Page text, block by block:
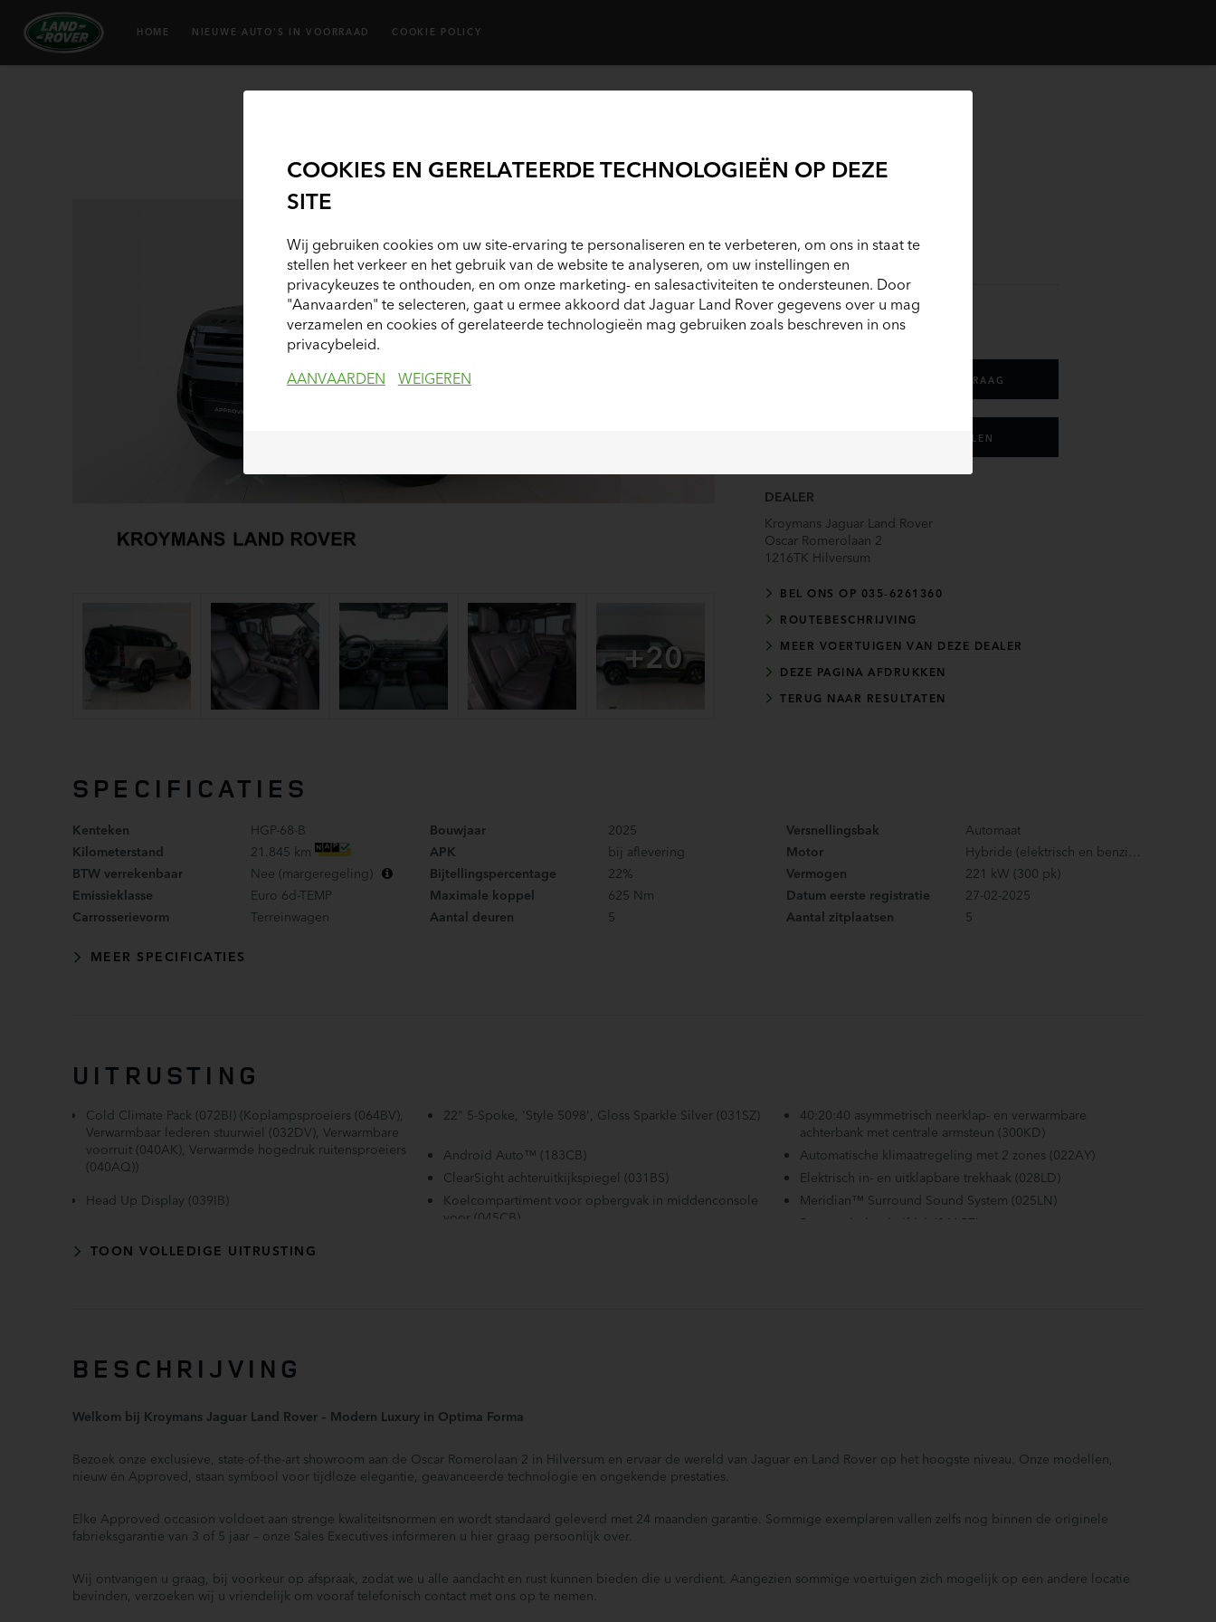
COOKIES EN GERELATEERDE TECHNOLOGIEËN OP DEZE
SITE
Wij gebruiken cookies om uw site-ervaring te personaliseren en te verbeteren, om ons in staat te
stellen het verkeer en het gebruik van de website te analyseren, om uw instellingen en
privacykeuzes te onthouden, en om onze marketing- en salesactiviteiten te ondersteunen. Door
"Aanvaarden" te selecteren, gaat u ermee akkoord dat Jaguar Land Rover gegevens over u mag
verzamelen en cookies of gerelateerde technologieën mag gebruiken zoals beschreven in ons
privacybeleid.
AANVAARDEN
WEIGEREN
HOME NIEUWE AUTO'S IN VOORRAAD COOKIE POLICY
+20
DEFENDER
€ 99.900
CONTACT / STEL EEN VRAAG
HUIDIGE AUTO INRUILEN
DEALER
Kroymans Jaguar Land Rover
Oscar Romerolaan 2
1216TK Hilversum
BEL ONS OP 035-6261360
ROUTEBESCHRIJVING
MEER VOERTUIGEN VAN DEZE DEALER
DEZE PAGINA AFDRUKKEN
TERUG NAAR RESULTATEN
SPECIFICATIES
Kenteken HGP-68-B Bouwjaar 2025 Versnellingsbak
Automaat
Kilometerstand
21.845 km APK bij aflevering Motor
Hybride (elektrisch en benzine)
BTW verrekenbaar
Nee (margeregeling) Bijtellingspercentage 22% Vermogen
221 kW (300 pk)
Emissieklasse
Euro 6d-TEMP Maximale koppel 625 Nm Datum eerste registratie
27-02-2025
Carrosserievorm
Terreinwagen Aantal deuren 5 Aantal zitplaatsen 5
MEER SPECIFICATIES
UITRUSTING
Cold Climate Pack (072BI) (Koplampsproeiers (064BV),
Verwarmbaar lederen stuurwiel (032DV), Verwarmbare
voorruit (040AK), Verwarmde hogedruk ruitensproeiers
(040AQ))
22" 5-Spoke, 'Style 5098', Gloss Sparkle Silver (031SZ)
40:20:40 asymmetrisch neerklap- en verwarmbare
achterbank met centrale armsteun (300KD)
Android Auto™ (183CB)
Automatische klimaatregeling met 2 zones (022AY)
ClearSight achteruitkijkspiegel (031BS)
Elektrisch in- en uitklapbare trekhaak (028LD)
Head Up Display (039IB)
Koelcompartiment voor opbergvak in middenconsole
voor (045CB)
Meridian™ Surround Sound System (025LN)
Panoramisch schuifdak (041CZ)
Pivi Pro Connected incl. navigatie (026LD)
Afdaal assistent
Automatische hoogteregeling van de koplampen (064BR)
Automatische snelheids begrenzing
Boordcomputer
Buitenspiegels in andere kleur
Centrale console met armsteun (045AS)
DAB Radio (025JB)
Dimlichten automatisch
Elektrische ramen voor
Elektrisch verstel-, verwarm- en inklapbare buitenspiegels
met instapverlichting (030RJ)
Elektrisch verstelbare stoel(en) met geheugen
Elektronische remkrachtverdeling
Elektronisch gestuurde luchtvering (027BY)
Elektronisch Stabiliteits Programma
Emergency Braking (065EE)
Extra warmtewerende voorruit (047EB)
TOON VOLLEDIGE UITRUSTING
BESCHRIJVING
Welkom bij Kroymans Jaguar Land Rover – Modern Luxury in Optima Forma
Bezoek onze exclusieve, state-of-the-art showroom aan de Oscar Romerolaan 2 in Hilversum en ervaar de wereld van Jaguar en Land Rover op het hoogste niveau. Onze modellen,
nieuw én Approved, staan symbool voor tijdloze elegantie, geavanceerde technologie en ongekende prestaties.
Elke Approved occasion voldoet aan strenge kwaliteitsnormen en wordt standaard geleverd met 24 maanden garantie. Sommige exemplaren vallen zelfs nog binnen de originele
fabrieksgarantie van 3 of 5 jaar – onze Sales Executives informeren u hier graag persoonlijk over.
Wij ontvangen u graag, bij voorkeur op afspraak, zodat we u alle aandacht en rust kunnen bieden die u verdient. Aangezien sommige voertuigen zich mogelijk op een andere locatie
bevinden, verzoeken wij u vriendelijk om vooraf telefonisch contact met ons op te nemen.